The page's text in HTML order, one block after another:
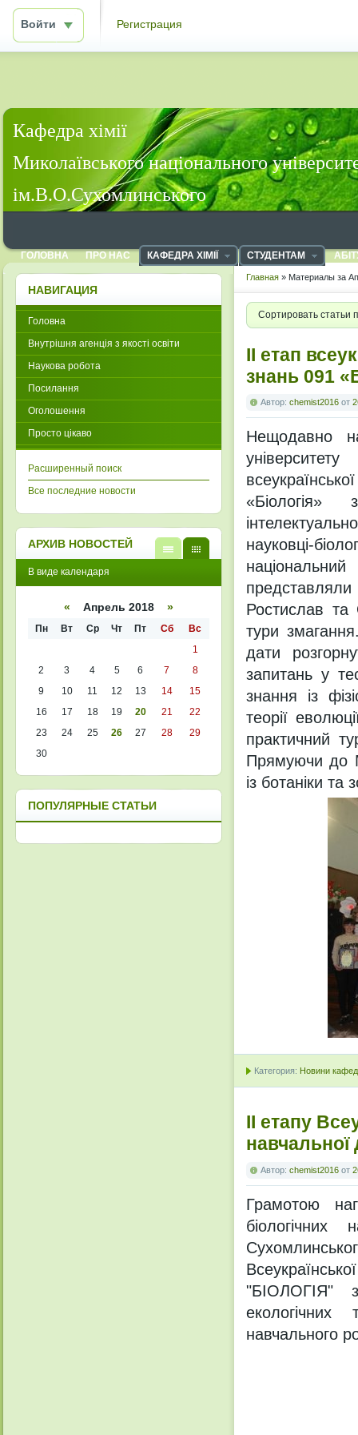
Войти Регистрация
Кафедра хімії
Миколаївського національного
ім.В.О.Сухомлинського
ГОЛОВНА ПРО НАС КАФЕДРА ХІМІЇ СТУДЕНТАМ
Главная » Материалы за
Сортировать статьи
ІІ етап
знань 091
Автор: chemist2016 от
Нещодавно
«Біологія»
науковці-
представляли
Ростислав та
тури
дати
запитань у
знання із
теорії
практичний
Прямуючи до
із ботаніки та
Категория: Новини
ІІ етапу
Автор: chemist2016 от
Грамотою
"БІОЛОГІЯ"
навчального
НАВИГАЦИЯ
Головна
Внутрішня агенція з якості освіти
Наукова робота
Посилання
Оголошення
Просто цікаво
Расширенный поиск
Все последние новости
АРХИВ НОВОСТЕЙ
кален
списк
В виде календаря
« Апрель 2018 »
Пн Вт Ср Чт Пт Сб
Вс
1
2
3 4 5 6 7
8
9
10 11 12 13 14
15
16
17 18 19 20 21
22
23
24 25 26 27 28
29
30
ПОПУЛЯРНЫЕ СТАТЬИ